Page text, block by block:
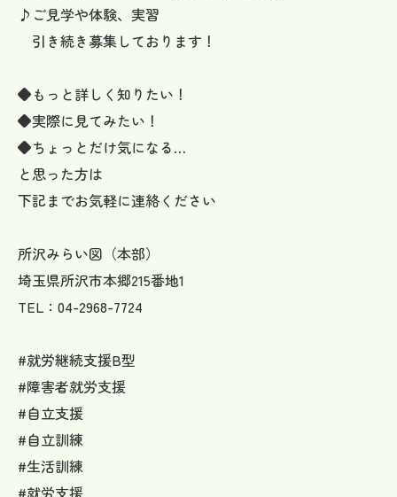
♪ご見学や体験、実習
引き続き募集しております！
◆もっと詳しく知りたい！
◆実際に見てみたい！
◆ちょっとだけ気になる…
と思った方は
下記までお気軽に連絡ください
所沢みらい図（本部）
埼玉県所沢市本郷215番地1
TEL：04-2968-7724
#就労継続支援B型
#障害者就労支援
#自立支援
#自立訓練
#生活訓練
#就労支援